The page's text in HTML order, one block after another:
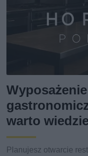
warto
Planujesz otwarcie